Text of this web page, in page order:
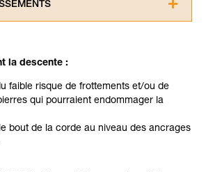
Vous devez avoir compris les
ce complément
ces techniques nécessite une
et un entraînement spécifique. Validez
votre capacité à refaire
la descente :
faible risque de frottements et/ou de
qui pourraient endommager la
bout de la corde au niveau des ancrages